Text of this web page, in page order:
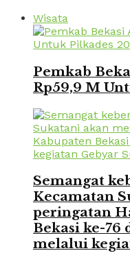
Wisata
Pemkab
Rp59,9 M
Semangat
Kecamatan
peringatan
Bekasi ke-76
melalui